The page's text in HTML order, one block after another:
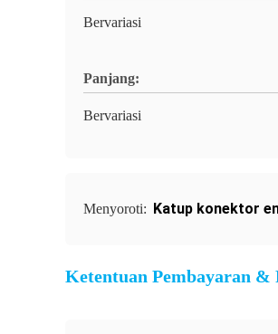
Bervariasi
Panjang:
Bervariasi
Menyoroti: Katup konektor
Ketentuan Pembayaran &